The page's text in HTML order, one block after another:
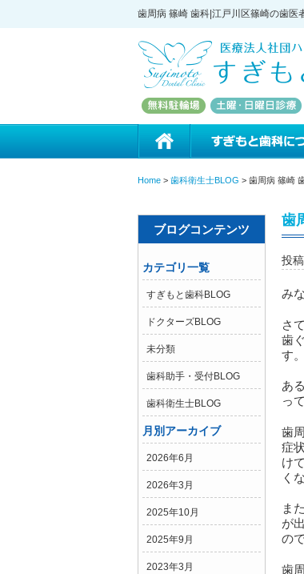
歯周病 篠崎 歯科|江戸川区篠崎の歯
Home > 歯科衛生士BLOG > 歯周病 篠崎
ブログコンテンツ
カテゴリ一覧
すぎもと歯科BLOG
ドクターズBLOG
未分類
歯科助手・受付BLOG
歯科衛生士BLOG
月別アーカイブ
2026年6月
2026年3月
2025年10月
2025年9月
2023年3月
歯
投
み
さ
歯
す。
あ
っ
歯
症
け
く
ま
が
の
歯